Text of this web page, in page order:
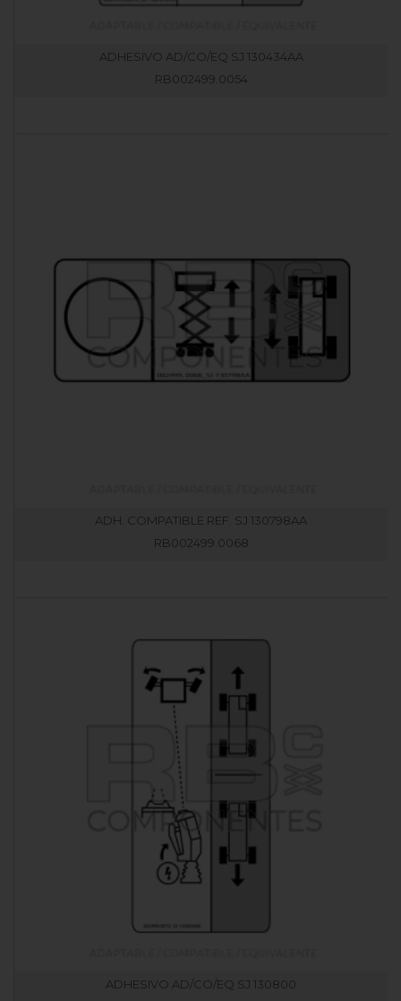
ADHESIVO AD/CO/EQ SJ 130434AA
RB002499.0054
ADH. COMPATIBLE REF. SJ 130798AA
RB002499.0068
ADHESIVO AD/CO/EQ SJ 130800